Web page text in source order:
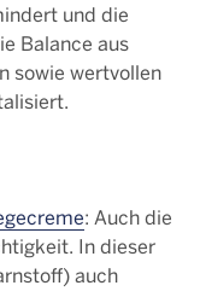
und die
Balance aus
sowie wertvollen
: Auch die
In dieser
auch